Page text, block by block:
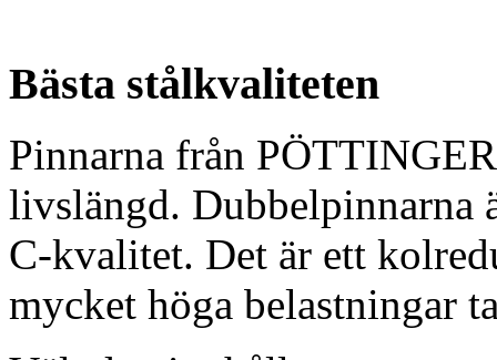
Bästa stålkvaliteten
Pinnarna från
livslängd. Dubbelpinnarna
C-kvalitet. Det är ett
mycket höga belastningar